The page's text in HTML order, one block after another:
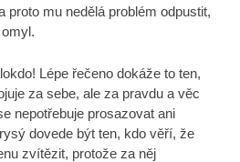
proto mu nedělá problém odpustit,
Lépe řečeno dokáže to ten,
za sebe, ale za pravdu a věc
nepotřebuje prosazovat ani
dovede být ten, kdo věří, že
zvítězit, protože za něj